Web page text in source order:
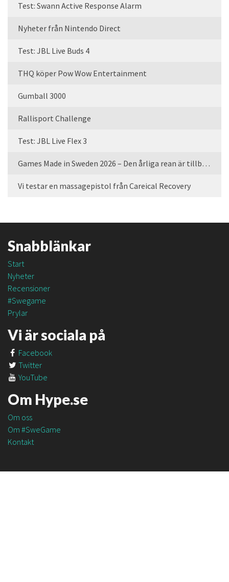
Test: Swann Active Response Alarm
Nyheter från Nintendo Direct
Test: JBL Live Buds 4
THQ köper Pow Wow Entertainment
Gumball 3000
Rallisport Challenge
Test: JBL Live Flex 3
Games Made in Sweden 2026 – Den årliga rean är tillbaka
Vi testar en massagepistol från Careical Recovery
Snabblänkar
Start
Nyheter
Recensioner
#Swegame
Prylar
Vi är sociala på
Facebook
Twitter
YouTube
Om Hype.se
Om oss
Om #SweGame
Kontakt